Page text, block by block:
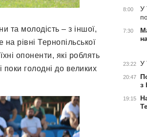
та молодість – з іншої,
рівні Тернопільської
опоненти, які роблять
поки голодні до великих
8:00
У
7:30
23:22 У
20:47
з
19:15